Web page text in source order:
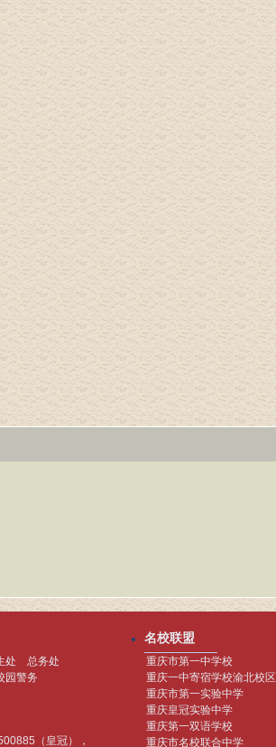
处
总务处
园警务
（皇冠），
名校联盟
重庆市第一中学校
重庆一中寄宿学校渝北校区
重庆市第一实验中学
重庆皇冠实验中学
重庆第一双语学校
重庆市名校联合中学